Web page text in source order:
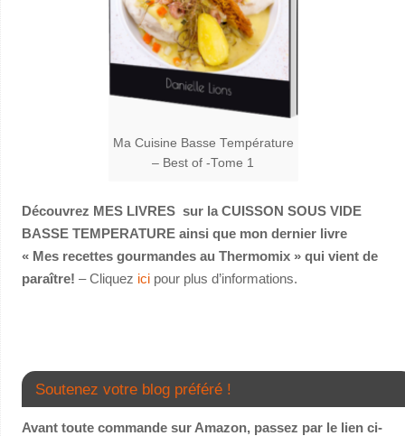
Ma Cuisine Basse Température
– Best of -Tome 1
Découvrez MES LIVRES sur la CUISSON SOUS VIDE
BASSE TEMPERATURE ainsi que mon dernier livre
« Mes recettes gourmandes au Thermomix » qui vient de
paraître! – Cliquez icipour plus d’informations.
Soutenez votre blog préféré !
Avant toute commande sur Amazon, passez par le lien ci-